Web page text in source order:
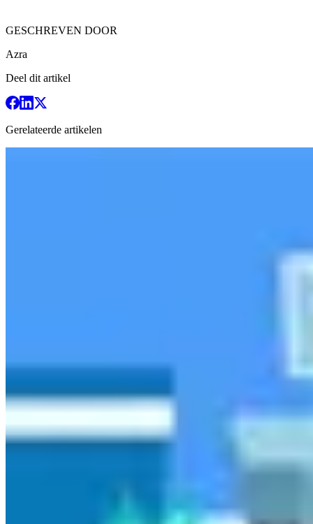
GESCHREVEN DOOR
Azra
Deel dit artikel
Gerelateerde artikelen